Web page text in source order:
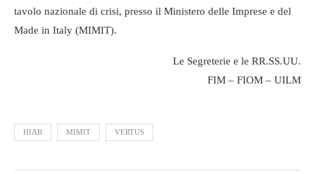
tavolo nazionale di crisi, presso il Ministero delle Imprese e del
Made in Italy (MIMIT).
Le Segreterie e le RR.SS.UU.
FIM – FIOM – UILM
HIAB MIMIT VERTUS